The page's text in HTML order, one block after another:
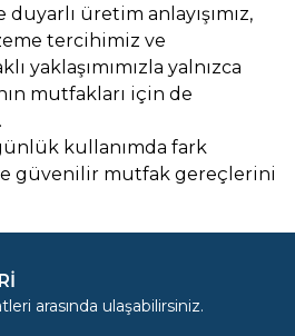
üretim anlayışımız,
tercihimiz ve
yaklaşımımızla yalnızca
mutfakları için de
kullanımda fark
güvenilir mutfak gereçlerini
arasında ulaşabilirsiniz.